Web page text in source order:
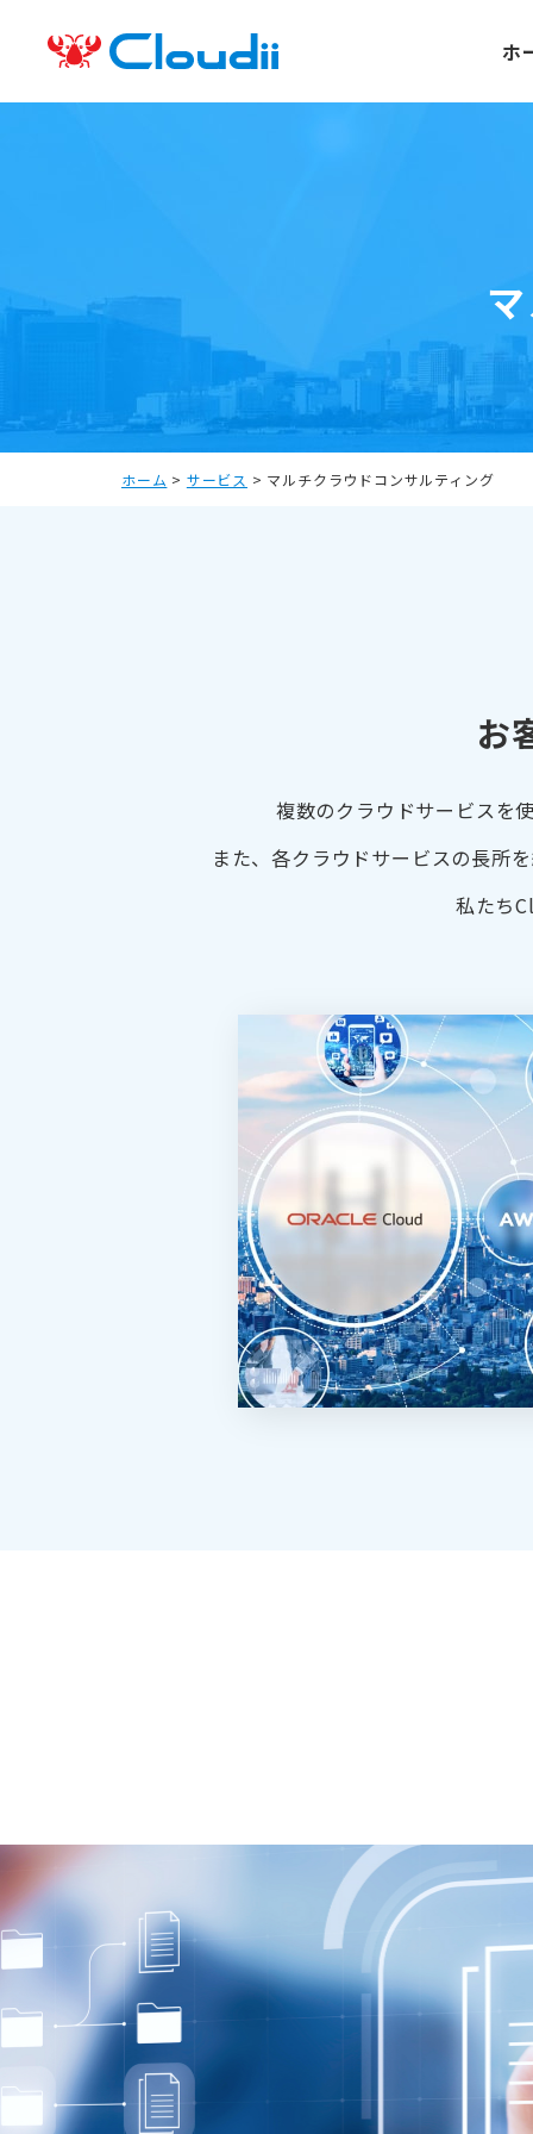
ホ
ホーム > サービス > マルチクラウドコンサルティング
お
複数のクラウドサービスを
また、各クラウドサービスの長所
私たち